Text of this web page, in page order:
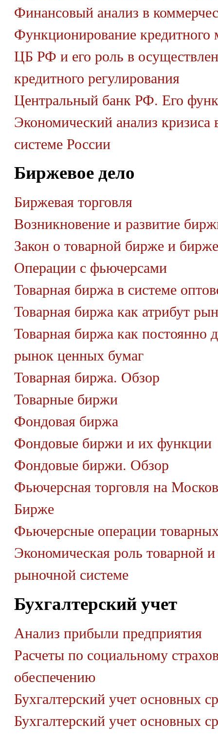
Финансовый анализ в
Функционирование кредитного
ЦБ РФ и его роль в
кредитного регулирования
Центральный банк РФ. Его
Экономический анализ кризиса
системе России
Биржевое дело
Биржевая торговля
Возникновение и развитие
Закон о товарной бирже и
Операции с фьючерсами
Товарная биржа в системе
Товарная биржа как атрибут
Товарная биржа как постоянно
pынок ценных бумаг
Товарная биржа. Обзор
Товарные биржи
Фондовая биржа
Фондовые биржи и их функции
Фондовые биржи. Обзор
Фьючерсная торговля на
Бирже
Фьючерсные операции
Экономическая роль товарной
рыночной системе
Бухгалтерский учет
Анализ прибыли предприятия
Расчеты по социальному
обеспечению
Бухгалтерский учет основных
Бухгалтерский учет основных